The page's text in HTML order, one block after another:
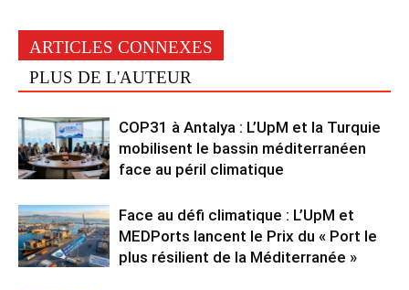
ARTICLES CONNEXES
PLUS DE L'AUTEUR
COP31 à Antalya : L’UpM et la Turquie
mobilisent le bassin méditerranéen
face au péril climatique
Face au défi climatique : L’UpM et
MEDPorts lancent le Prix du « Port le
plus résilient de la Méditerranée »